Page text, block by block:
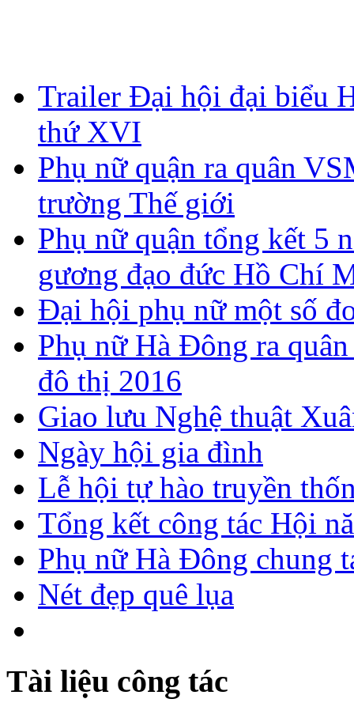
Trailer Đại hội đại biểu
thứ XVI
Phụ nữ quận ra quân
trường Thế giới
Phụ nữ quận tổng kết 5
gương đạo đức Hồ Chí
Đại hội phụ nữ một số
Phụ nữ Hà Đông ra
đô thị 2016
Giao lưu Nghệ thuật
Ngày hội gia đình
Lễ hội tự hào truyền
Tổng kết công tác Hội
Phụ nữ Hà Đông chung
Nét đẹp quê lụa
Tài liệu công tác